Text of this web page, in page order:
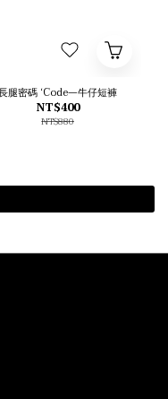
腿密碼 ‘Code—牛仔短褲
NT$400
NT$880